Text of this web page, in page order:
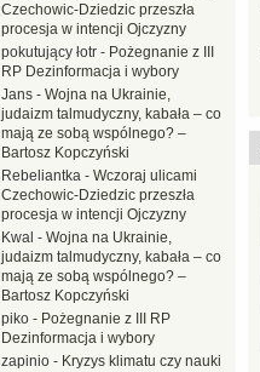
Czechowic-Dziedzic przeszła
procesja w intencji Ojczyzny
pokutujący łotr - Pożegnanie z III
RP Dezinformacja i wybory
Jans - Wojna na Ukrainie,
judaizm talmudyczny, kabała – co
mają ze sobą wspólnego? –
Bartosz Kopczyński
Rebeliantka - Wczoraj ulicami
Czechowic-Dziedzic przeszła
procesja w intencji Ojczyzny
Kwal - Wojna na Ukrainie,
judaizm talmudyczny, kabała – co
mają ze sobą wspólnego? –
Bartosz Kopczyński
piko - Pożegnanie z III RP
Dezinformacja i wybory
zapinio - Kryzys klimatu czy nauki